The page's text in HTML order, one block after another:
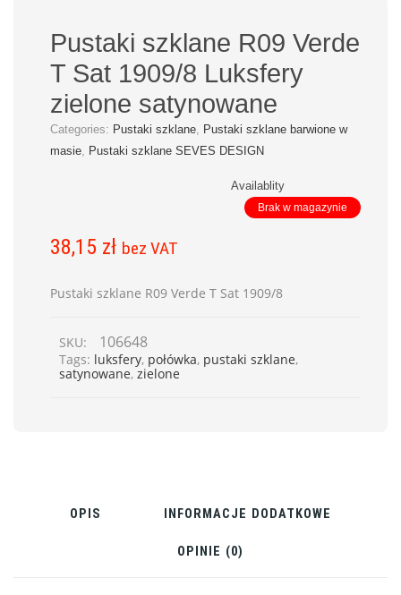
Pustaki szklane R09 Verde
T Sat 1909/8 Luksfery
zielone satynowane
Categories: Pustaki szklane
Pustaki szklane barwione w
masie
Pustaki szklane SEVES DESIGN
Availablity
Brak w magazynie
38,15 zł bez VAT
Pustaki szklane R09 Verde T Sat 1909/8
SKU: 106648
Tags: luksfery, połówka, pustaki szklane,
satynowane, zielone
OPIS INFORMACJE DODATKOWE
OPINIE (0)